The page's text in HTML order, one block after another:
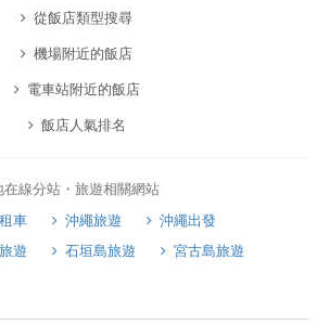
從飯店類型搜尋
機場附近的飯店
電車站附近的飯店
飯店人氣排名
線分站・旅遊相關網站
車 沖繩旅遊
沖繩出發
遊 石垣島旅遊
宮古島旅遊